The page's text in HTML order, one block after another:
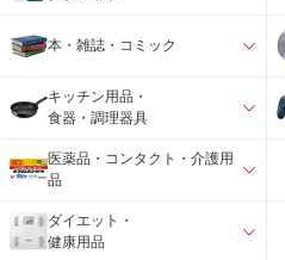
本・雑誌・コミック
キッチン用品・
食器・調理器具
医薬品・コンタクト・介護用
品
ダイエット・
健康用品